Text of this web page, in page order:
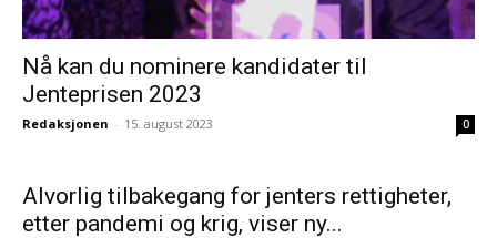
Nå kan du nominere kandidater til
Jenteprisen 2023
Redaksjonen - 15. august 2023 0
Alvorlig tilbakegang for jenters rettigheter,
etter pandemi og krig, viser ny...